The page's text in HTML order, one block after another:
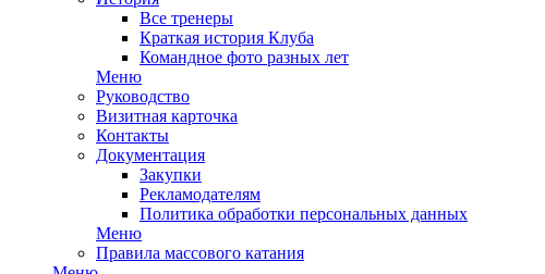
Все тренеры
Краткая история Клуба
Командное фото разных лет
Меню
Руководство
Визитная карточка
Контакты
Документация
Закупки
Рекламодателям
Политика обработки персональных данных
Меню
Правила массового катания